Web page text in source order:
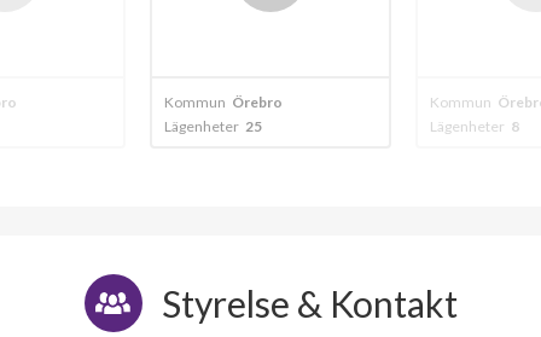
Kommun Örebro
Lägenheter 25
Kommun
Lägenheter 8
Styrelse & Kontakt